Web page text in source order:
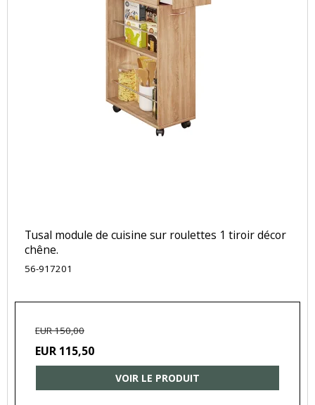
Tusal module de cuisine sur roulettes 1 tiroir décor
chêne.
56-917201
EUR 150,00
EUR 115,50
VOIR LE PRODUIT